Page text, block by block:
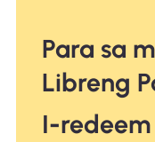
Para sa
Libreng
I-redeem